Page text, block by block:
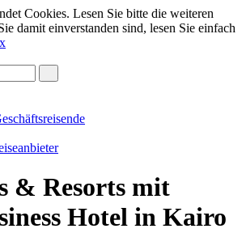
Cookies. Lesen Sie bitte die weiteren
damit einverstanden sind, lesen Sie einfach
x
& Resorts mit
Hotel in Kairo